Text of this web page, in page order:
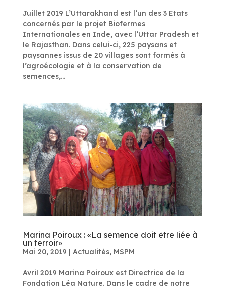
Juillet 2019 L’Uttarakhand est l’un des 3 Etats
concernés par le projet Biofermes
Internationales en Inde, avec l’Uttar Pradesh et
le Rajasthan. Dans celui-ci, 225 paysans et
paysannes issus de 20 villages sont formés à
l’agroécologie et à la conservation de
semences,...
Marina Poiroux : «La semence doit être liée à
un terroir»
Mai 20, 2019 | Actualités, MSPM
Avril 2019 Marina Poiroux est Directrice de la
Fondation Léa Nature. Dans le cadre de notre